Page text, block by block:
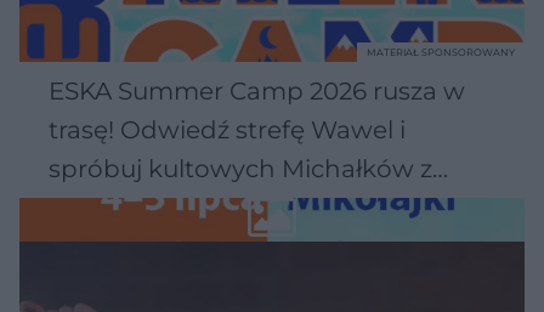
ESKA Summer Camp 2026 rusza w
trasę! Odwiedź strefę Wawel i
spróbuj kultowych Michałków z
Wawelu
MATERIAŁ SPONSOROWANY